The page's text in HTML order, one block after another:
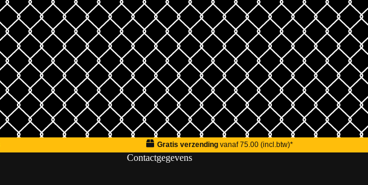
Gratis verzendingvanaf 75.00 (incl.btw)*
Contactgegevens